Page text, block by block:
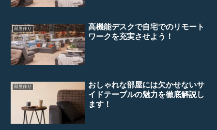
部屋作り
高機能デスクで自宅でのリモート
ワークを充実させよう！
部屋作り
おしゃれな部屋には欠かせないサ
イドテーブルの魅力を徹底解説し
ます！